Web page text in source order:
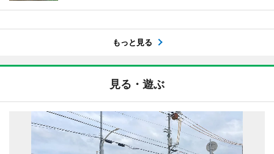
もっと見る
見る・遊ぶ